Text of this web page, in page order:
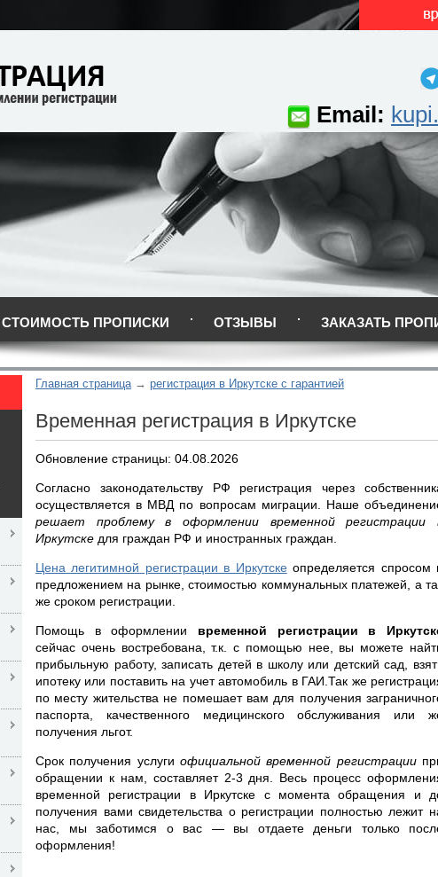
Email:
СТОИМОСТЬ ПРОПИСКИ ОТЗЫВЫ ЗАКАЗАТЬ
Главная страница регистрация в Иркутске с гарантией
Временная регистрация в Иркутске
Обновление страницы: 04.08.2026
Согласно законодательству РФ регистрация через
осуществляется в МВД по вопросам миграции. Наше
решает проблему в оформлении временной регистрации
Иркутске для граждан РФ и иностранных граждан.
Цена легитимной регистрации в Иркутскеопределяется спросом
предложением на рынке, стоимостью коммунальных платежей, а
же сроком регистрации.
Помощь в оформлении временной регистрации в
сейчас очень востребована, т.к. с помощью нее, вы можете
прибыльную работу, записать детей в школу или детский сад,
ипотеку или поставить на учет автомобиль в ГАИ.Так же
по месту жительства не помешает вам для получения
паспорта, качественного медицинского обслуживания или
получения льгот.
Срок получения услуги официальной временной регистрации
обращении к нам, составляет 2-3 дня. Весь процесс
временной регистрации в Иркутске с момента обращения и
получения вами свидетельства о регистрации полностью лежит
нас, мы заботимся о вас — вы отдаете деньги только
оформления!